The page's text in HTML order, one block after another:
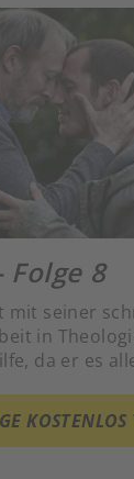
Folge 8
mit seiner
in
da er es
aus
KOSTENLOS